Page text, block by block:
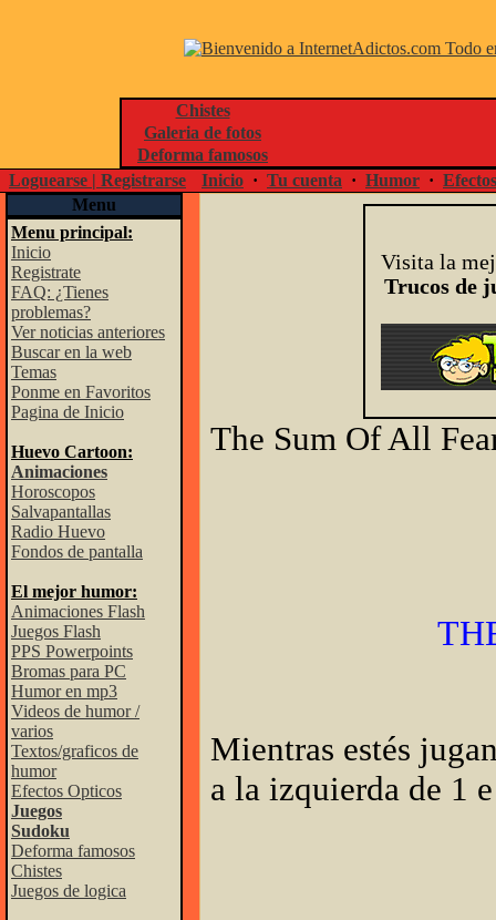
Chistes
Galeria de fotos
Deforma famosos
Loguearse | Registrarse
Inicio · Tu cuenta · Humor ·
Menu
Menu principal:
Inicio
Registrate
FAQ: ¿Tienes
problemas?
Ver noticias anteriores
Buscar en la web
Temas
Ponme en Favoritos
Pagina de Inicio
Huevo Cartoon:
Animaciones
Horoscopos
Salvapantallas
Radio Huevo
Fondos de pantalla
El mejor humor:
Animaciones Flash
Juegos Flash
PPS Powerpoints
Bromas para PC
Humor en mp3
Videos de humor /
varios
Textos/graficos de
humor
Efectos Opticos
Juegos
Sudoku
Deforma famosos
Chistes
Juegos de logica
Visita la
Trucos de
The Sum Of All
Mientras estés
a la izquierda de 1